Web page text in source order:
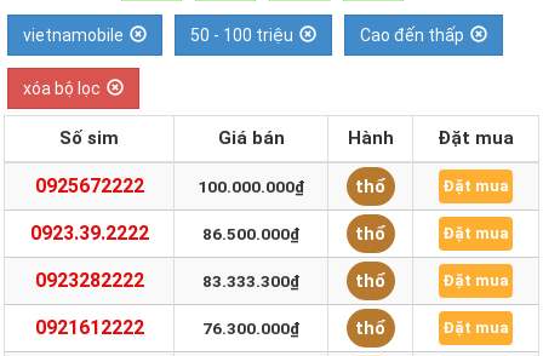
vietnamobile 50 - 100 triệu Cao đến thấp
xóa bộ lọc
Số sim Giá bán Hành Đặt mua
0925672222 100.000.000₫ thổ Đặt mua
0923.39.2222 86.500.000₫ thổ Đặt mua
0923282222 83.333.300₫ thổ Đặt mua
0921612222 76.300.000₫ thổ Đặt mua